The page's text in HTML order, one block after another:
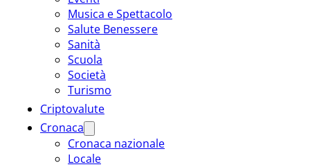
Musica e Spettacolo
Salute Benessere
Sanità
Scuola
Società
Turismo
Criptovalute
Cronaca
Cronaca nazionale
Locale